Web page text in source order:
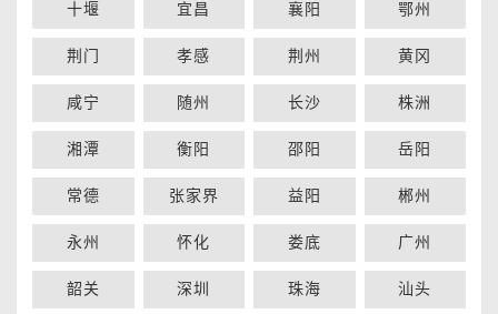
十堰 宜昌 襄阳 鄂州
荆门 孝感 荆州 黄冈
咸宁 随州 长沙 株洲
湘潭 衡阳 邵阳 岳阳
常德 张家界 益阳 郴州
永州 怀化 娄底 广州
韶关 深圳 珠海 汕头